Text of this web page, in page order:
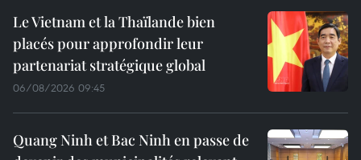
Le Vietnam et la Thaïlande bien
placés pour approfondir leur
partenariat stratégique global
06/08/2026 09:45
Quang Ninh et Bac Ninh en passe de